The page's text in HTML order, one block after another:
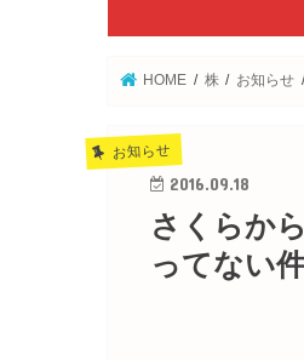
HOME 株 お知らせ
お知らせ
2016.09.18
さくらか
ってない